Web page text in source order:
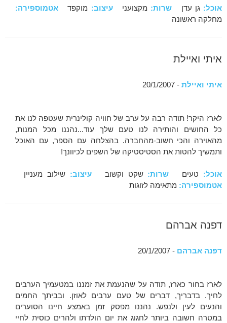
אוכל: גן עדן שרות: מקצועניעיצוב: מוקפד אטמוספירה:
מחלקה ראשונה
איתי ואיילת
איתי ואיילת - 20/1/2007
לארז היקר! תודה רבה על ערב של חוויה קולינרית שעטפה לנו את
כל החושים והותירה לנו טעם שלך עוד...נהננו מכל המנות,
מהאוירה והכי חשוב-מהחברה. בהצלחה עם הספר, עם האוכל
ותמשיך להטות את הסטיסטיקה של השפים לכיוונך!
אוכל: טעים שרות: שקט וקשובעיצוב: שילוב מעניין
אטמוספירה: מתאימה לזוגות
דפנה אברהם
דפנה אברהם - 20/1/2007
לארז בחור כארז, תודה על שהנעמת את זמננו במטעמיך הערבים
לחיך. בדבריך, דברים של טעם ערבים לאוזן. ובביתך החמים
והנעים לעין ולנפש. נהננו מפסק זמן באמצע חיינו הסוערים
במטרה חשובה ביותר לחגוג את יום הולדתו ולהרים כוסית לחיי